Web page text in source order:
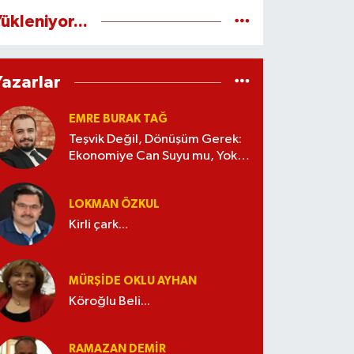
EMRE BURAK TAĞ
Teşvik Değil, Dönüşüm Gerek:
Ekonomiye Can Suyu mu, Yoksa
LOKMAN ÖZKUL
Kirli çark...
MÜRŞIDE OKLU AYHAN
Köroğlu Beli...
RAMAZAN DEMİR